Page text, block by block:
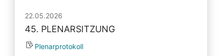
22.05.2026
45. PLENARSITZUNG
Plenarprotokoll